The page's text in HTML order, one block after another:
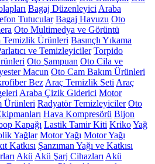
Bagaj Düzenleyici Araba
Tutucular Bagaj Havuzu Oto
Oto Multimedya ve Görüntü
Temizlik Ürünleri Basınçlı Yıkama
ve Temizleyiciler Torpido
Oto Şampuan Oto Cila ve
Macun Oto Cam Bakım Ürünleri
Bez Araç Temizlik Seti Araç
Araba Çizik Giderici Motor
Ürünleri Radyatör Temizleyiciler Oto
Hava Kompresörü Bijon
Kapağı Lastik Tamir Kiti KrikoYağ
Yağlar Motor Yağı Motor Yağı
Katkısı Şanzıman Yağı ve Katkısı
Akü Akü Şarj Cihazları Akü